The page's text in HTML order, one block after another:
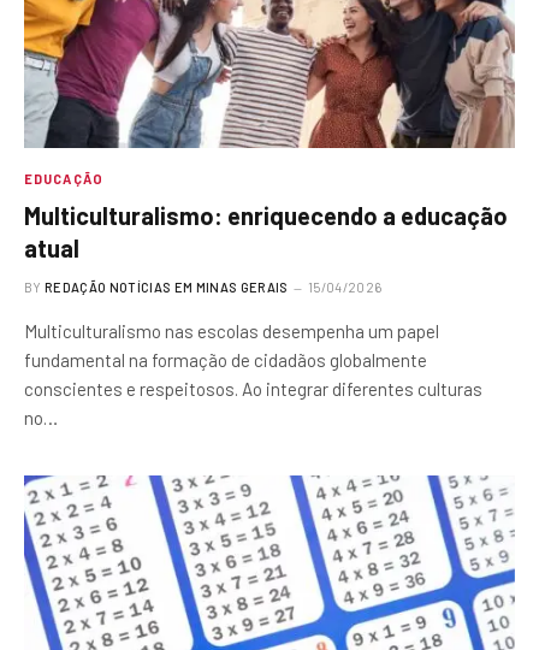
EDUCAÇÃO
Multiculturalismo: enriquecendo a educação
atual
BY REDAÇÃO NOTÍCIAS EM MINAS GERAIS 15/04/2026
Multiculturalismo nas escolas desempenha um papel
fundamental na formação de cidadãos globalmente
conscientes e respeitosos. Ao integrar diferentes culturas
no…